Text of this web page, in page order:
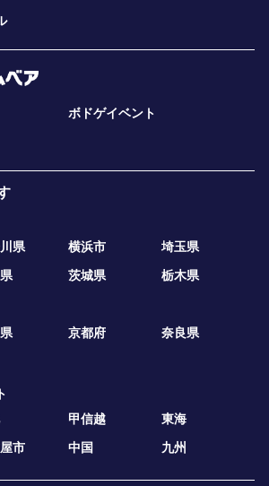
ボドゲイベント
県 横浜市
埼玉県
茨城県 栃木県
京都府
奈良県
甲信越
東海
市 中国 九州